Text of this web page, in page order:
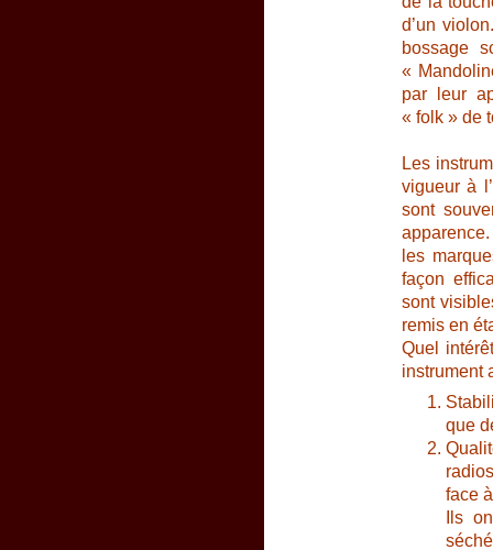
d’un
bossage
«
par leur
« folk » de
Les
vigueur à
sont
les
façon
sont
remis en
Quel
instrument
que
face
Ils